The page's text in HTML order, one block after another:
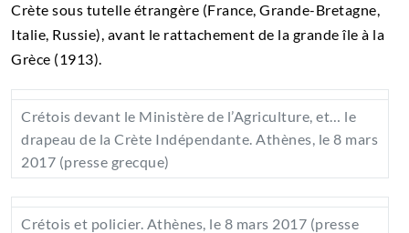
Crète sous tutelle étrangère (France, Grande-Bretagne,
Italie, Russie), avant le rattachement de la grande île à la
Grèce (1913).
Crétois devant le Ministère de l’Agriculture, et… le
drapeau de la Crète Indépendante. Athènes, le 8 mars
2017 (presse grecque)
Crétois et policier. Athènes, le 8 mars 2017 (presse